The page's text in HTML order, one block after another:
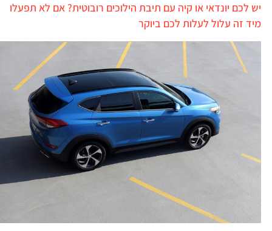
יש לכם יונדאי או קיה עם תיבת הילוכים רובוטית? אם לא תפעלו
מיד זה עלול לעלות לכם ביוקר